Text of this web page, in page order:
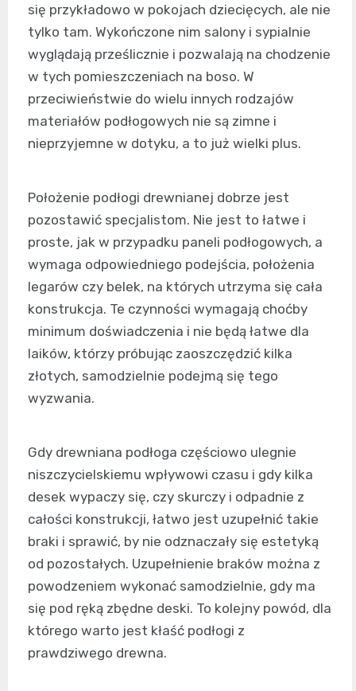
się przykładowo w pokojach dziecięcych, ale nie
tylko tam. Wykończone nim salony i sypialnie
wyglądają prześlicznie i pozwalają na chodzenie
w tych pomieszczeniach na boso. W
przeciwieństwie do wielu innych rodzajów
materiałów podłogowych nie są zimne i
nieprzyjemne w dotyku, a to już wielki plus.
Położenie podłogi drewnianej dobrze jest
pozostawić specjalistom. Nie jest to łatwe i
proste, jak w przypadku paneli podłogowych, a
wymaga odpowiedniego podejścia, położenia
legarów czy belek, na których utrzyma się cała
konstrukcja. Te czynności wymagają choćby
minimum doświadczenia i nie będą łatwe dla
laików, którzy próbując zaoszczędzić kilka
złotych, samodzielnie podejmą się tego
wyzwania.
Gdy drewniana podłoga częściowo ulegnie
niszczycielskiemu wpływowi czasu i gdy kilka
desek wypaczy się, czy skurczy i odpadnie z
całości konstrukcji, łatwo jest uzupełnić takie
braki i sprawić, by nie odznaczały się estetyką
od pozostałych. Uzupełnienie braków można z
powodzeniem wykonać samodzielnie, gdy ma
się pod ręką zbędne deski. To kolejny powód, dla
którego warto jest kłaść podłogi z
prawdziwego drewna.